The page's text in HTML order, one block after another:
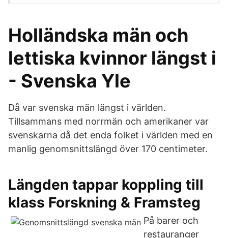
Holländska män och
lettiska kvinnor längst i
- Svenska Yle
Då var svenska män längst i världen.
Tillsammans med norrmän och amerikaner var
svenskarna då det enda folket i världen med en
manlig genomsnittslängd över 170 centimeter.
Längden tappar koppling till
klass Forskning & Framsteg
På barer och
restauranger